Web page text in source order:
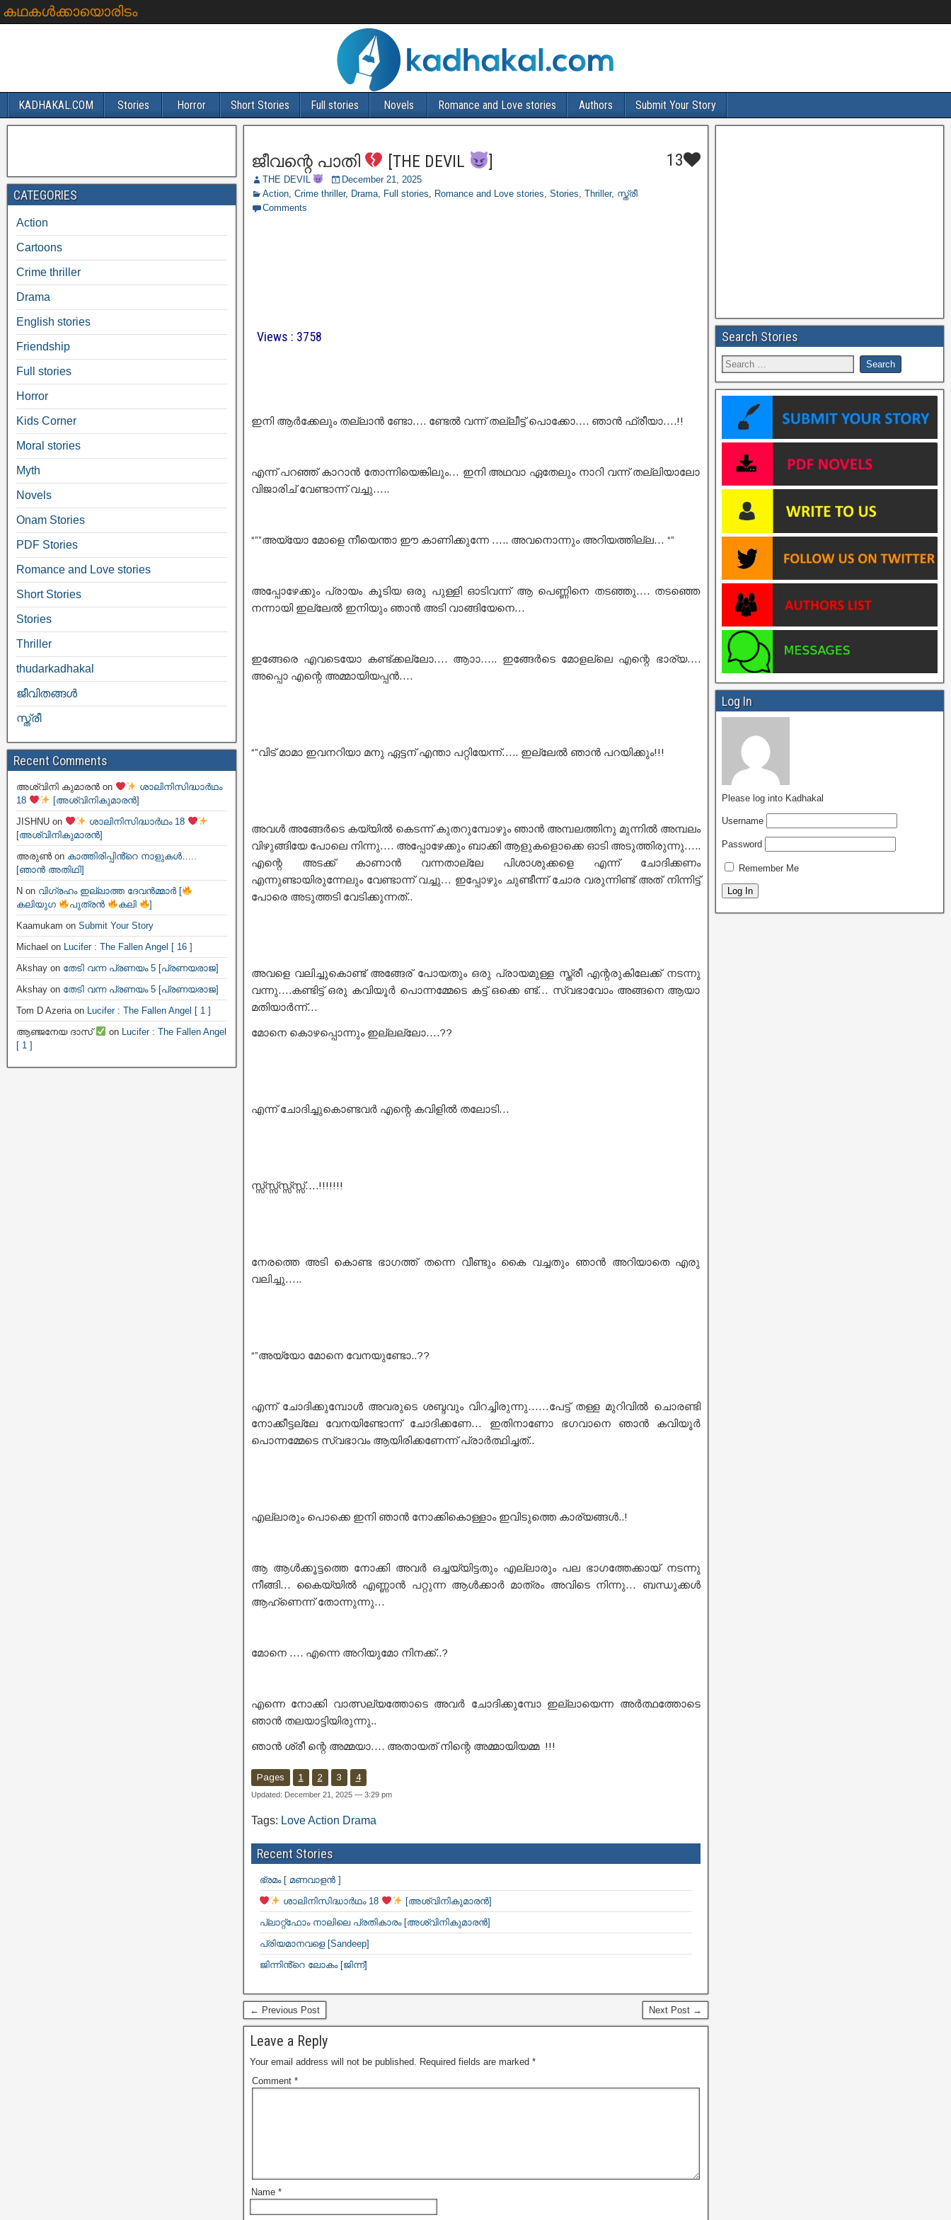
കഥകൾക്കായൊരിടം
KADHAKAL.COM Stories Horror Short Stories Full stories Novels Romance and Love stories Authors Submit Your Story
ജീവന്റെ പാതി [THE DEVIL ] 13
THE DEVIL
December 21, 2025
Action, Crime thriller, Drama, Full stories Romance and Love stories Stories Thriller, സ്ത്രീ
Comments
Views : 3758
ഇനി ആർക്കേലും തല്ലാൻ ണ്ടോ…. ണ്ടേൽ വന്ന് തല്ലീട്ട് പൊക്കോ…. ഞാൻ ഫ്രീയാ….!!
എന്ന് പറഞ്ഞ് കാറാൻ തോന്നിയെങ്കിലും… ഇനി അഥവാ ഏതേലും നാറി വന്ന് തല്ലിയാലോ
വിജാരിച് വേണ്ടാന്ന് വച്ചു…..
“””അയ്യോ മോളെ നീയെന്താ ഈ കാണിക്കുന്നേ ….. അവനൊന്നും അറിയത്തില്ല… “”
അപ്പോഴേക്കും പ്രായം കൂടിയ ഒരു പുള്ളി ഓടിവന്ന് ആ പെണ്ണിനെ തടഞ്ഞു…. തടഞ്ഞെ
നന്നായി ഇല്ലേൽ ഇനിയും ഞാൻ അടി വാങ്ങിയേനെ…
ഇങ്ങേരെ എവടെയോ കണ്ട്ക്കല്ലോ…. ആാാ….. ഇങ്ങേർടെ മോളല്ലെ എന്റെ ഭാര്യ….
അപ്പൊ എന്റെ അമ്മായിയപ്പൻ….
“”വിട് മാമാ ഇവനറിയാ മനു ഏട്ടന് എന്താ പറ്റിയേന്ന്….. ഇല്ലേൽ ഞാൻ പറയിക്കും!!!
അവൾ അങ്ങേർടെ കയ്യിൽ കെടന്ന് കുതറുമ്പോഴും ഞാൻ അമ്പലത്തിനു മുന്നിൽ അമ്പലം
വിഴുങ്ങിയേ പോലെ നിന്നു…. അപ്പോഴേക്കും ബാക്കി ആളുകളൊക്കെ ഓടി അടുത്തിരുന്നു…..
എന്റെ അടക്ക് കാണാൻ വന്നതാല്ലേ പിശാശുക്കളെ എന്ന് ചോദിക്കണം
എന്നുണ്ടായിരുന്നേലും വേണ്ടാന്ന് വച്ചു… ഇപ്പോഴും ചുണ്ടീന്ന് ചോര വരുന്നിണ്ട് അത് നിന്നിട്ട്
പോരെ അടുത്തടി വേടിക്കുന്നത്..
അവളെ വലിച്ചുകൊണ്ട് അങ്ങേര് പോയതും ഒരു പ്രായമുള്ള സ്ത്രീ എന്റരുകിലേക്ക് നടന്നു
വന്നു….കണ്ടിട്ട് ഒരു കവിയൂർ പൊന്നമ്മേടെ കട്ട്‌ ഒക്കെ ണ്ട്… സ്വഭാവോം അങ്ങനെ ആയാ
മതിയാർന്ന്…
മോനെ കൊഴപ്പൊന്നും ഇല്ലല്ലോ….??
എന്ന് ചോദിച്ചുകൊണ്ടവർ എന്റെ കവിളിൽ തലോടി…
സ്സ്സ്സ്സ്സ്സ്സ്….!!!!!!!
നേരത്തെ അടി കൊണ്ട ഭാഗത്ത് തന്നെ വീണ്ടും കൈ വച്ചതും ഞാൻ അറിയാതെ എരു
വലിച്ചു…..
“”അയ്യോ മോനെ വേനയുണ്ടോ..??
എന്ന് ചോദിക്കുമ്പോൾ അവരുടെ ശബ്ദവും വിറച്ചിരുന്നു……പേട്ട് തള്ള മുറിവിൽ ചൊരണ്ടി
നോക്കീട്ടല്ലേ വേനയിണ്ടോന്ന് ചോദിക്കണേ… ഇതിനാണോ ഭഗവാനെ ഞാൻ കവിയൂർ
പൊന്നമ്മേടെ സ്വഭാവം ആയിരിക്കണേന്ന് പ്രാർത്ഥിച്ചത്..
എല്ലാരും പൊക്കെ ഇനി ഞാൻ നോക്കികൊള്ളാം ഇവിടുത്തെ കാര്യങ്ങൾ..!
ആ ആൾക്കൂട്ടത്തെ നോക്കി അവർ ഒച്ചയ്യിട്ടതും എല്ലാരും പല ഭാഗത്തേക്കായ് നടന്നു
നീങ്ങി… കൈയ്യിൽ എണ്ണാൻ പറ്റുന്ന ആൾക്കാർ മാത്രം അവിടെ നിന്നു… ബന്ധുക്കൾ
ആഹ്ണെന്ന് തോന്നുന്നു…
മോനെ …. എന്നെ അറിയുമോ നിനക്ക്..?
എന്നെ നോക്കി വാത്സല്യത്തോടെ അവർ ചോദിക്കുമ്പോ ഇല്ലായെന്ന അർത്ഥത്തോടെ
ഞാൻ തലയാട്ടിയിരുന്നു..
ഞാൻ ശ്രീ ന്റെ അമ്മയാ…. അതായത് നിന്റെ അമ്മായിയമ്മ !!!
Pages 1 2 3 4
Updated: December 21, 2025 — 3:29 pm
Tags: Love Action Drama
Recent Stories
ഭ്രമം [ മണവാളൻ ]
ശാലിനിസിദ്ധാർഥം 18
[അശ്വിനികുമാരൻ]
പ്ലാറ്റ്ഫോം നാലിലെ പ്രതികാരം [അശ്വിനികുമാരൻ]
പ്രിയമാനവളെ [Sandeep]
ജിന്നിൻ്റെ ലോകം [ജിന്ന്]
← Previous Post Next Post →
Leave a Reply
Your email address will not be published. Required fields are marked *
Comment *
Name *
CATEGORIES
Action
Cartoons
Crime thriller
Drama
English stories
Friendship
Full stories
Horror
Kids Corner
Moral stories
Myth
Novels
Onam Stories
PDF Stories
Romance and Love stories
Short Stories
Stories
Thriller
thudarkadhakal
ജീവിതങ്ങള്‍
സ്ത്രീ
Recent Comments
അശ്വിനി കുമാരൻ on
ശാലിനിസിദ്ധാർഥം
18
[അശ്വിനികുമാരൻ]
JISHNU on
ശാലിനിസിദ്ധാർഥം 18
[അശ്വിനികുമാരൻ]
അരുൺon കാത്തിരിപ്പിൻ്റെ നാളുകൾ…..
[ഞാൻ അതിഥി]
N on വിഗ്രഹം ഇല്ലാത്ത ദേവൻമ്മാർ [
കലിയുഗ
പുത്രൻ കലി
]
Kaamukam on Submit Your Story
Michael on Lucifer : The Fallen Angel [ 16 ]
Akshay on തേടി വന്ന പ്രണയം 5 [പ്രണയരാജ]
Akshay on തേടി വന്ന പ്രണയം 5 [പ്രണയരാജ]
Tom D Azeriaon Lucifer : The Fallen Angel [ 1 ]
ആഞ്ജനേയ ദാസ്
on Lucifer : The Fallen Angel
[ 1 ]
Search Stories
Log In
Please log into Kadhakal
Username
Password
Remember Me